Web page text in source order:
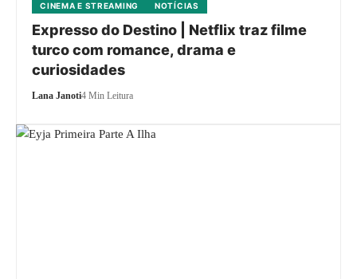
CINEMA E STREAMING NOTÍCIAS
Expresso do Destino | Netflix traz filme
turco com romance, drama e
curiosidades
Lana Janoti4 Min Leitura